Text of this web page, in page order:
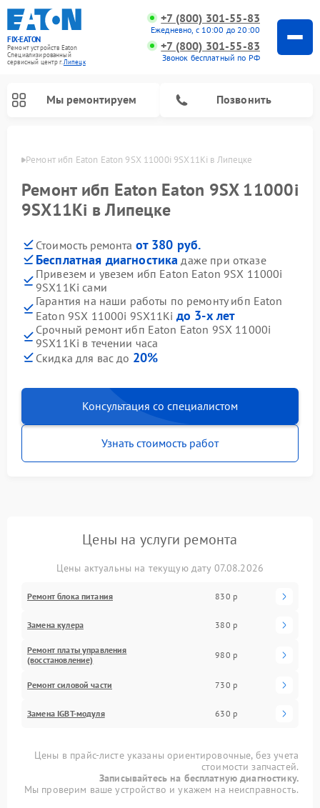
FIX-EATON
Ремонт устройств Eaton
Специализированный
cервисный центр г.Липецк
+7 (800) 301-55-83
Ежедневно, с 10:00 до 20:00
+7 (800) 301-55-83
Звонок бесплатный по РФ
Мы ремонтируем Позвонить
Ремонт ибп Eaton Eaton 9SX 11000i 9SX11Ki в Липецке
Ремонт ибп Eaton Eaton 9SX 11000i
9SX11Ki в Липецке
Стоимость ремонта от 380 руб.
Бесплатная диагностика даже при отказе
Привезем и увезем ибп Eaton Eaton 9SX 11000i
9SX11Ki сами
Гарантия на наши работы по ремонту ибп Eaton
Eaton 9SX 11000i 9SX11Ki до 3-х лет
Срочный ремонт ибп Eaton Eaton 9SX 11000i
9SX11Ki в течении часа
Скидка для вас до 20%
Консультация со специалистом
Узнать стоимость работ
Цены на услуги ремонта
Цены актуальны на текущую дату 07.08.2026
Ремонт блока питания 830 р
Замена кулера 380 р
Ремонт платы управления
(восстановление)
980 р
Ремонт силовой части 730 р
Замена IGBT-модуля 630 р
Цены в прайс-листе указаны ориентировочные, без учета
стоимости запчастей.
Записывайтесь на бесплатную диагностику.
Мы проверим ваше устройство и укажем на неисправность.